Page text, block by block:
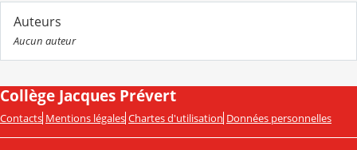
Auteurs
Aucun auteur
Collège Jacques Prévert
Contacts Mentions légales Chartes d'utilisation Données personnelles